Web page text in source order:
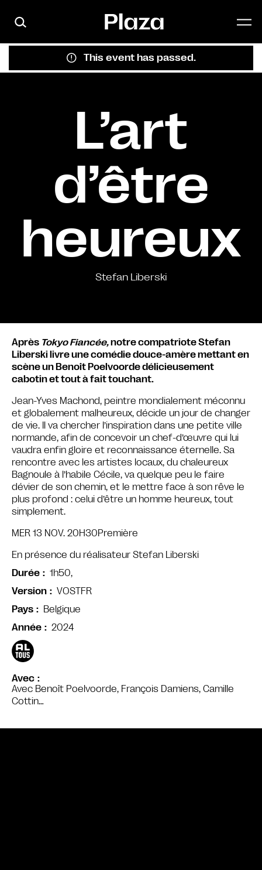
This event has passed.
L’art
d’être
heureux
Stefan Liberski
Avec
Avec Benoît Poelvoorde, François Damiens, Camille
Cottin…
Après Tokyo Fiancée,notre compatriote Stefan
Liberski livre une comédie douce-amère mettant en
scène un Benoît Poelvoorde délicieusement
cabotin et tout à fait touchant.
Jean-Yves Machond, peintre mondialement méconnu
et globalement malheureux, décide un jour de changer
de vie. Il va chercher l’inspiration dans une petite ville
normande, afin de concevoir un chef-d’œuvre qui lui
vaudra enfin gloire et reconnaissance éternelle. Sa
rencontre avec les artistes locaux, du chaleureux
Bagnoule à l’habile Cécile, va quelque peu le faire
dévier de son chemin, et le mettre face à son rêve le
plus profond : celui d’être un homme heureux, tout
simplement.
MER 13 NOV. 20H30Première
En présence du réalisateur Stefan Liberski
Durée
1h50,
Version
VOSTFR
Pays
Belgique
Année
2024